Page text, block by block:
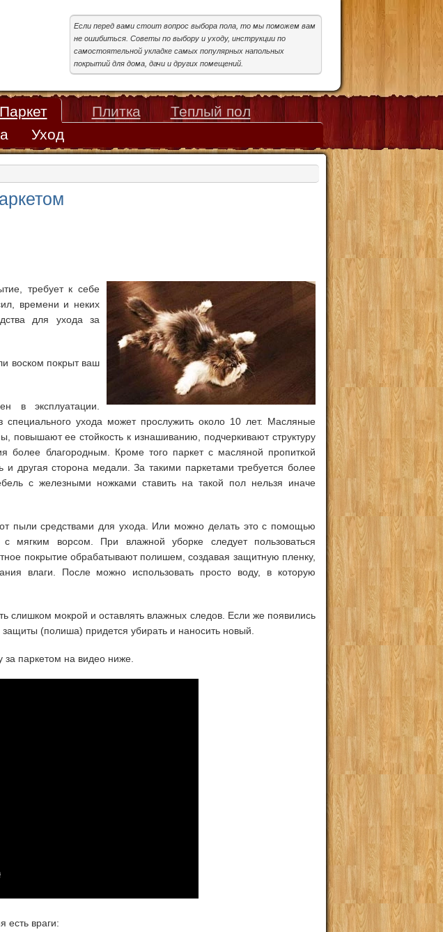
Если перед вами стоит вопрос выбора пола, то мы поможем вам
не ошибиться. Советы по выбору и уходу, инструкции по
самостоятельной укладке самых популярных напольных
покрытий для дома, дачи и других помещений.
Паркет Плитка
Теплый пол
Уход
требует к себе
времени и неких
для ухода за
воском покрыт ваш
в эксплуатации.
специального ухода может прослужить около 10 лет. Масляные
повышают ее стойкость к изнашиванию, подчеркивают структуру
более благородным. Кроме того паркет с масляной пропиткой
другая сторона медали. За такими паркетами требуется более
с железными ножками ставить на такой пол нельзя иначе
пыли средствами для ухода. Или можно делать это с помощью
мягким ворсом. При влажной уборке следует пользоваться
покрытие обрабатывают полишем, создавая защитную пленку,
влаги. После можно использовать просто воду, в которую
слишком мокрой и оставлять влажных следов. Если же появились
(полиша) придется убирать и наносить новый.
за паркетом на видео ниже.
есть враги: